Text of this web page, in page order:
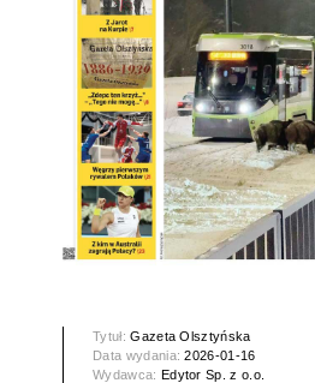
Tytuł:Gazeta Olsztyńska
Data wydania:2026-01-16
Wydawca: Edytor Sp. z o.o.